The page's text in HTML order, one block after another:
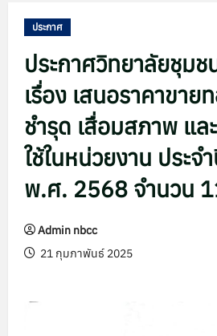
ประกาศ
ประกาศวิทยาลัยชุม
เรื่อง เสนอราคาขา
ชำรุด เสื่อมสภาพ แล
ใช้ในหน่วยงาน ประ
พ.ศ. 2568 จำนวน
Admin nbcc
21 กุมภาพันธ์ 2025